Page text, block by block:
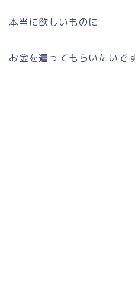
本当に欲しいものに
お金を遣ってもらいたいです